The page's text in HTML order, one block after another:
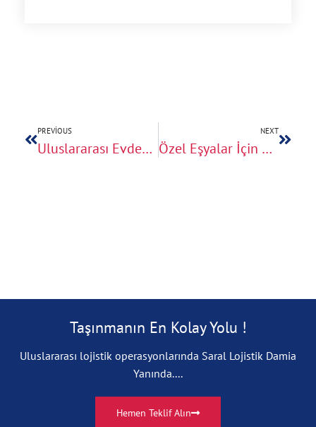
PREVIOUS
Uluslararası Evden Eve Nakliyatta Kapıdan Kapıya Teslimat Nedir?
NEXT
Özel Eşyalar İçin Kasa ve Sandıklama Hizmeti
Taşınmanın En Kolay Yolu !
Uluslararası lojistik operasyonlarında Saral Lojistik Damia
Yanında....
Hemen Teklif Alın